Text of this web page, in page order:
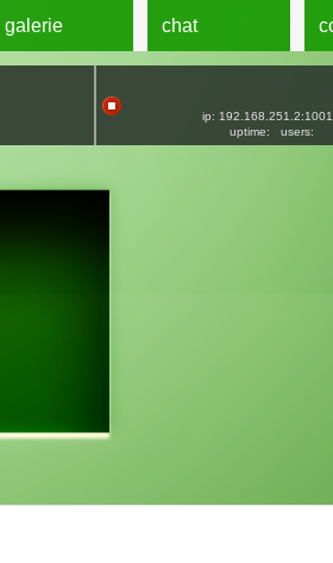
galerie chat
ip:
uptime:
users: